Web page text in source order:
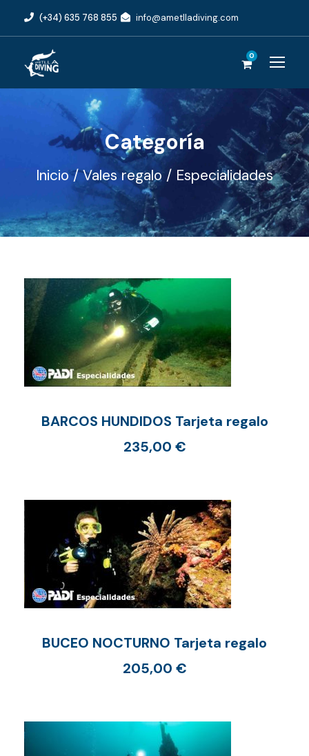
(+34) 635 768 855 info@ametlladiving.com
0
Categoría
Inicio/Vales regalo / Especialidades
BARCOS HUNDIDOS Tarjeta regalo
235,00 €
BUCEO NOCTURNO Tarjeta regalo
205,00 €